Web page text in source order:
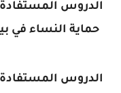
الدروس
حماية النساء في
الدروس